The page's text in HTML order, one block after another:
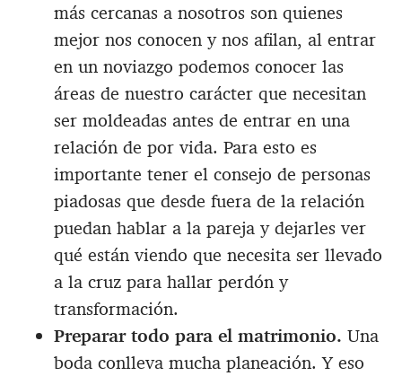
más cercanas a nosotros son quienes
mejor nos conocen y nos afilan, al entrar
en un noviazgo podemos conocer las
áreas de nuestro carácter que necesitan
ser moldeadas antes de entrar en una
relación de por vida. Para esto es
importante tener el consejo de personas
piadosas que desde fuera de la relación
puedan hablar a la pareja y dejarles ver
qué están viendo que necesita ser llevado
a la cruz para hallar perdón y
transformación.
Preparar todo para el matrimonio. Una
boda conlleva mucha planeación. Y eso